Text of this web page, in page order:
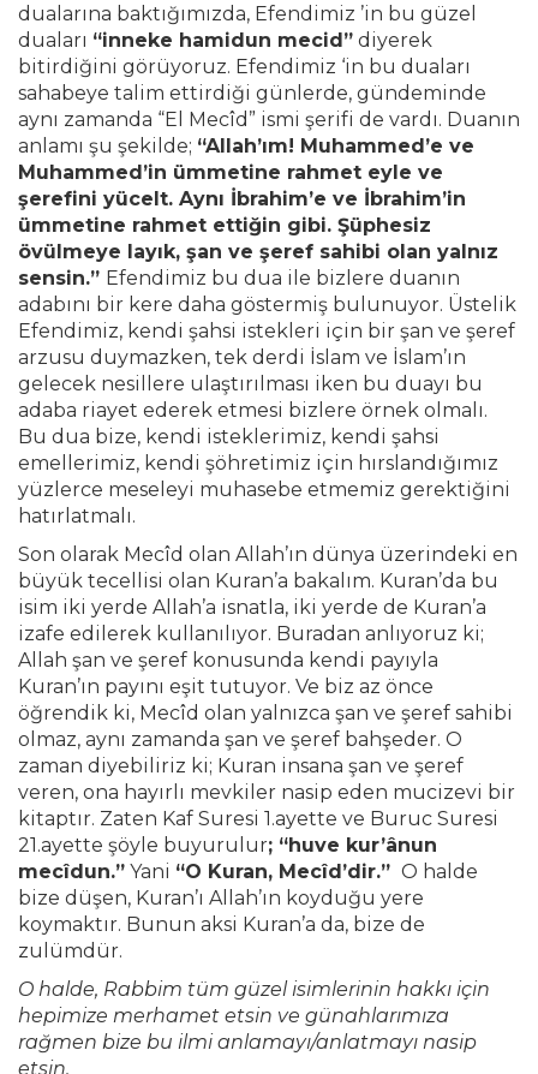
dualarına baktığımızda, Efendimiz ’in bu güzel
duaları “inneke hamidun mecid” diyerek
bitirdiğini görüyoruz. Efendimiz ‘in bu duaları
sahabeye talim ettirdiği günlerde, gündeminde
aynı zamanda “El Mecîd” ismi şerifi de vardı. Duanın
anlamı şu şekilde; “Allah’ım! Muhammed’e ve
Muhammed’in ümmetine rahmet eyle ve
şerefini yücelt. Aynı İbrahim’e ve İbrahim’in
ümmetine rahmet ettiğin gibi. Şüphesiz
övülmeye layık, şan ve şeref sahibi olan yalnız
sensin.” Efendimiz bu dua ile bizlere duanın
adabını bir kere daha göstermiş bulunuyor. Üstelik
Efendimiz, kendi şahsi istekleri için bir şan ve şeref
arzusu duymazken, tek derdi İslam ve İslam’ın
gelecek nesillere ulaştırılması iken bu duayı bu
adaba riayet ederek etmesi bizlere örnek olmalı.
Bu dua bize, kendi isteklerimiz, kendi şahsi
emellerimiz, kendi şöhretimiz için hırslandığımız
yüzlerce meseleyi muhasebe etmemiz gerektiğini
hatırlatmalı.
Son olarak Mecîd olan Allah’ın dünya üzerindeki en
büyük tecellisi olan Kuran’a bakalım. Kuran’da bu
isim iki yerde Allah’a isnatla, iki yerde de Kuran’a
izafe edilerek kullanılıyor. Buradan anlıyoruz ki;
Allah şan ve şeref konusunda kendi payıyla
Kuran’ın payını eşit tutuyor. Ve biz az önce
öğrendik ki, Mecîd olan yalnızca şan ve şeref sahibi
olmaz, aynı zamanda şan ve şeref bahşeder. O
zaman diyebiliriz ki; Kuran insana şan ve şeref
veren, ona hayırlı mevkiler nasip eden mucizevi bir
kitaptır. Zaten Kaf Suresi 1.ayette ve Buruc Suresi
21.ayette şöyle buyurulur; “huve kur’ânun
mecîdun.” Yani “O Kuran, Mecîd’dir.” O halde
bize düşen, Kuran’ı Allah’ın koyduğu yere
koymaktır. Bunun aksi Kuran’a da, bize de
zulümdür.
O halde, Rabbim tüm güzel isimlerinin hakkı için
hepimize merhamet etsin ve günahlarımıza
rağmen bize bu ilmi anlamayı/anlatmayı nasip
etsin.